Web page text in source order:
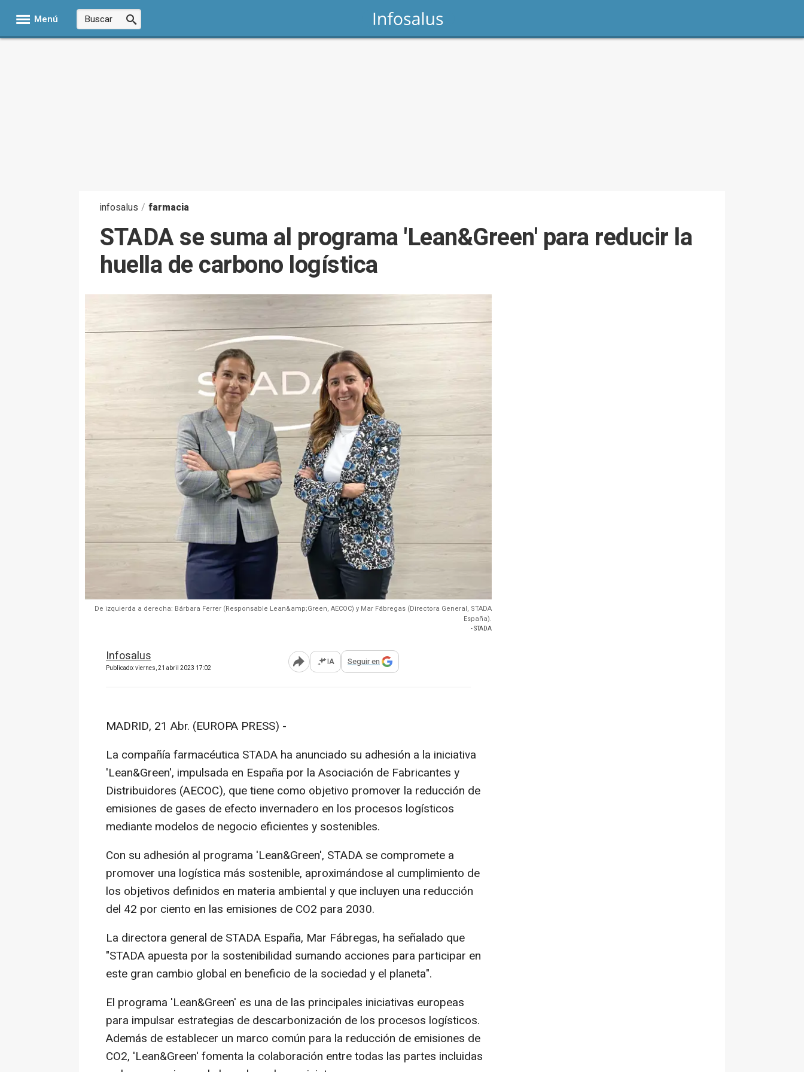
Menú
infosalus / farmacia
STADA se suma al programa 'Lean&Green' para reducir la
huella de carbono logística
De izquierda a derecha: Bárbara Ferrer (Responsable Lean&amp;Green, AECOC) y Mar Fábregas (Directora General, STADA
España).
- STADA
Infosalus
Publicado: viernes, 21 abril 2023 17:02 Abrir opciones para compartir
IA Seguir en
MADRID, 21 Abr. (EUROPA PRESS) -
La compañía farmacéutica STADA ha anunciado su adhesión a la iniciativa
'Lean&Green', impulsada en España por la Asociación de Fabricantes y
Distribuidores (AECOC), que tiene como objetivo promover la reducción de
emisiones de gases de efecto invernadero en los procesos logísticos
mediante modelos de negocio eficientes y sostenibles.
Con su adhesión al programa 'Lean&Green', STADA se compromete a
promover una logística más sostenible, aproximándose al cumplimiento de
los objetivos definidos en materia ambiental y que incluyen una reducción
del 42 por ciento en las emisiones de CO2 para 2030.
La directora general de STADA España, Mar Fábregas, ha señalado que
"STADA apuesta por la sostenibilidad sumando acciones para participar en
este gran cambio global en beneficio de la sociedad y el planeta".
El programa 'Lean&Green' es una de las principales iniciativas europeas
para impulsar estrategias de descarbonización de los procesos logísticos.
Además de establecer un marco común para la reducción de emisiones de
CO2, 'Lean&Green' fomenta la colaboración entre todas las partes incluidas